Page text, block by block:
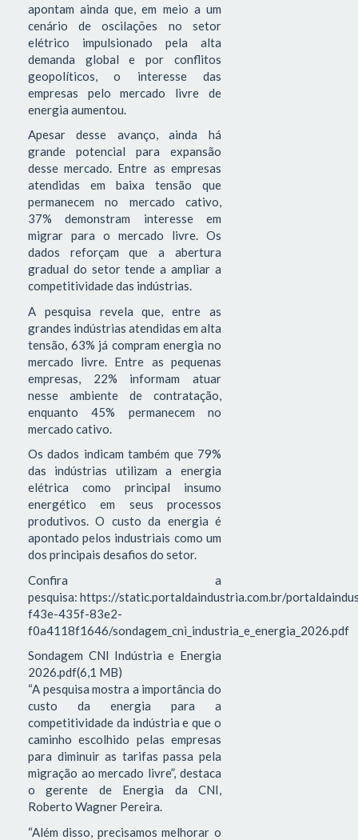
apontam ainda que, em meio a um
cenário de oscilações no setor
elétrico impulsionado pela alta
demanda global e por conflitos
geopolíticos, o interesse das
empresas pelo mercado livre de
energia aumentou.
Apesar desse avanço, ainda há
grande potencial para expansão
desse mercado. Entre as empresas
atendidas em baixa tensão que
permanecem no mercado cativo,
37% demonstram interesse em
migrar para o mercado livre. Os
dados reforçam que a abertura
gradual do setor tende a ampliar a
competitividade das indústrias.
A pesquisa revela que, entre as
grandes indústrias atendidas em alta
tensão, 63% já compram energia no
mercado livre. Entre as pequenas
empresas, 22% informam atuar
nesse ambiente de contratação,
enquanto 45% permanecem no
mercado cativo.
Os dados indicam também que 79%
das indústrias utilizam a energia
elétrica como principal insumo
energético em seus processos
produtivos. O custo da energia é
apontado pelos industriais como um
dos principais desafios do setor.
Confira a
pesquisa: https://static.portaldaindustria.com.br/
f43e-435f-83e2-
f0a4118f1646/sondagem_cni_industria_e_energia_2026.pdf
Sondagem CNI Indústria e Energia
2026.pdf(6,1 MB)
“A pesquisa mostra a importância do
custo da energia para a
competitividade da indústria e que o
caminho escolhido pelas empresas
para diminuir as tarifas passa pela
migração ao mercado livre”, destaca
o gerente de Energia da CNI,
Roberto Wagner Pereira.
“Além disso, precisamos melhorar o